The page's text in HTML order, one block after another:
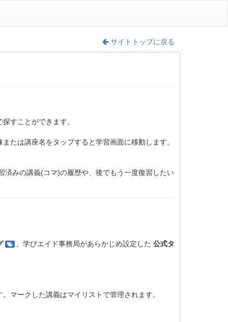
サイトトップに戻る
すことができます。
たは講座名をタップすると学習画面に移動します。
済みの講義(コマ)の履歴や、後でもう一度復習したい
、学びエイド事務局があらかじめ設定した 公式タ
マークした講義はマイリストで管理されます。